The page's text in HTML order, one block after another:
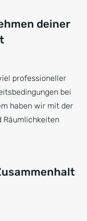
deiner
professioneller
bei
haben wir mit der
Räumlichkeiten